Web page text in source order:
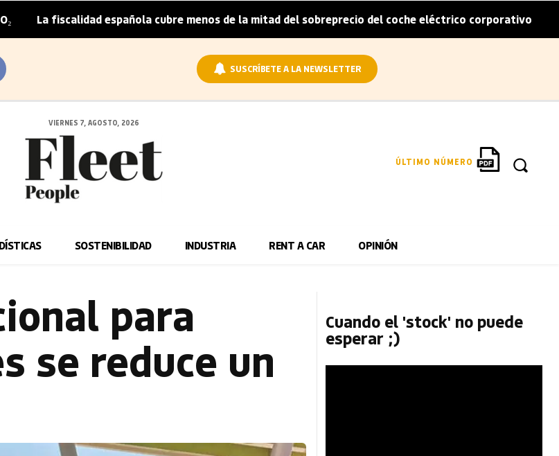
española cubre menos de la mitad del sobreprecio del coche eléctrico corporativo | Arval
SUSCRÍBETE A LA NEWSLETTER
VIERNES 7, AGOSTO, 2026
ÚLTIMO NÚMERO
SOSTENIBILIDAD INDUSTRIA RENT A CAR OPINIÓN
para
se reduce un
Cuando el 'stock' no puede
esperar ;)